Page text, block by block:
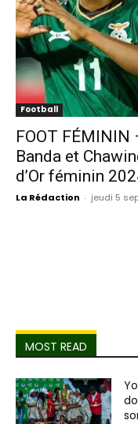
Football
FOOT FÉMININ
Banda et
d’Or féminin
La Rédaction - jeudi 5
MOST READ